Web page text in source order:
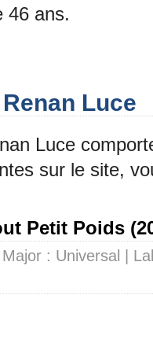
46 ans.
Luce
Luce
sur le site,
Petit Poids
: Universal |